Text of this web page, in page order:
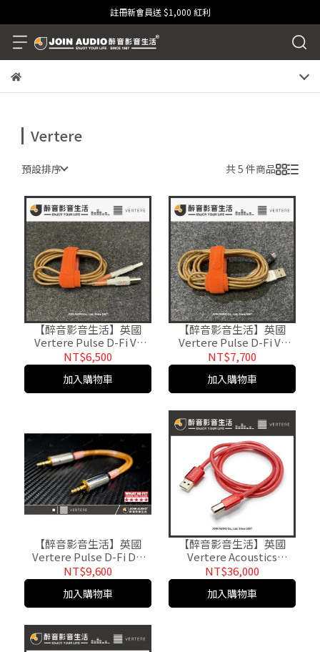
註冊新會員送 $1,000 紅利
Vertere
預設排序 共 5 件商品
【醉音影音生活】英國
Vertere Pulse D-Fi V3
(1.5m) 英國製USB Type A
to B傳輸線.台灣公司貨
NT$6,500
加入購物車
【醉音影音生活】英國
Vertere Pulse D-Fi V3
(2m) 英國製USB A-
MicroB傳輸線Hugo/Mojo
NT$7,700
加入購物車
【醉音影音生活】英國
Vertere Pulse D-Fi DD
(25cm) 英國製3.5mm立體
聲音源線.公司貨
NT$9,600
加入購物車
【醉音影音生活】英國
Vertere Acoustics
Redline (1m) 英國製USB
A-B傳輸線.台灣公司貨
NT$36,000
加入購物車